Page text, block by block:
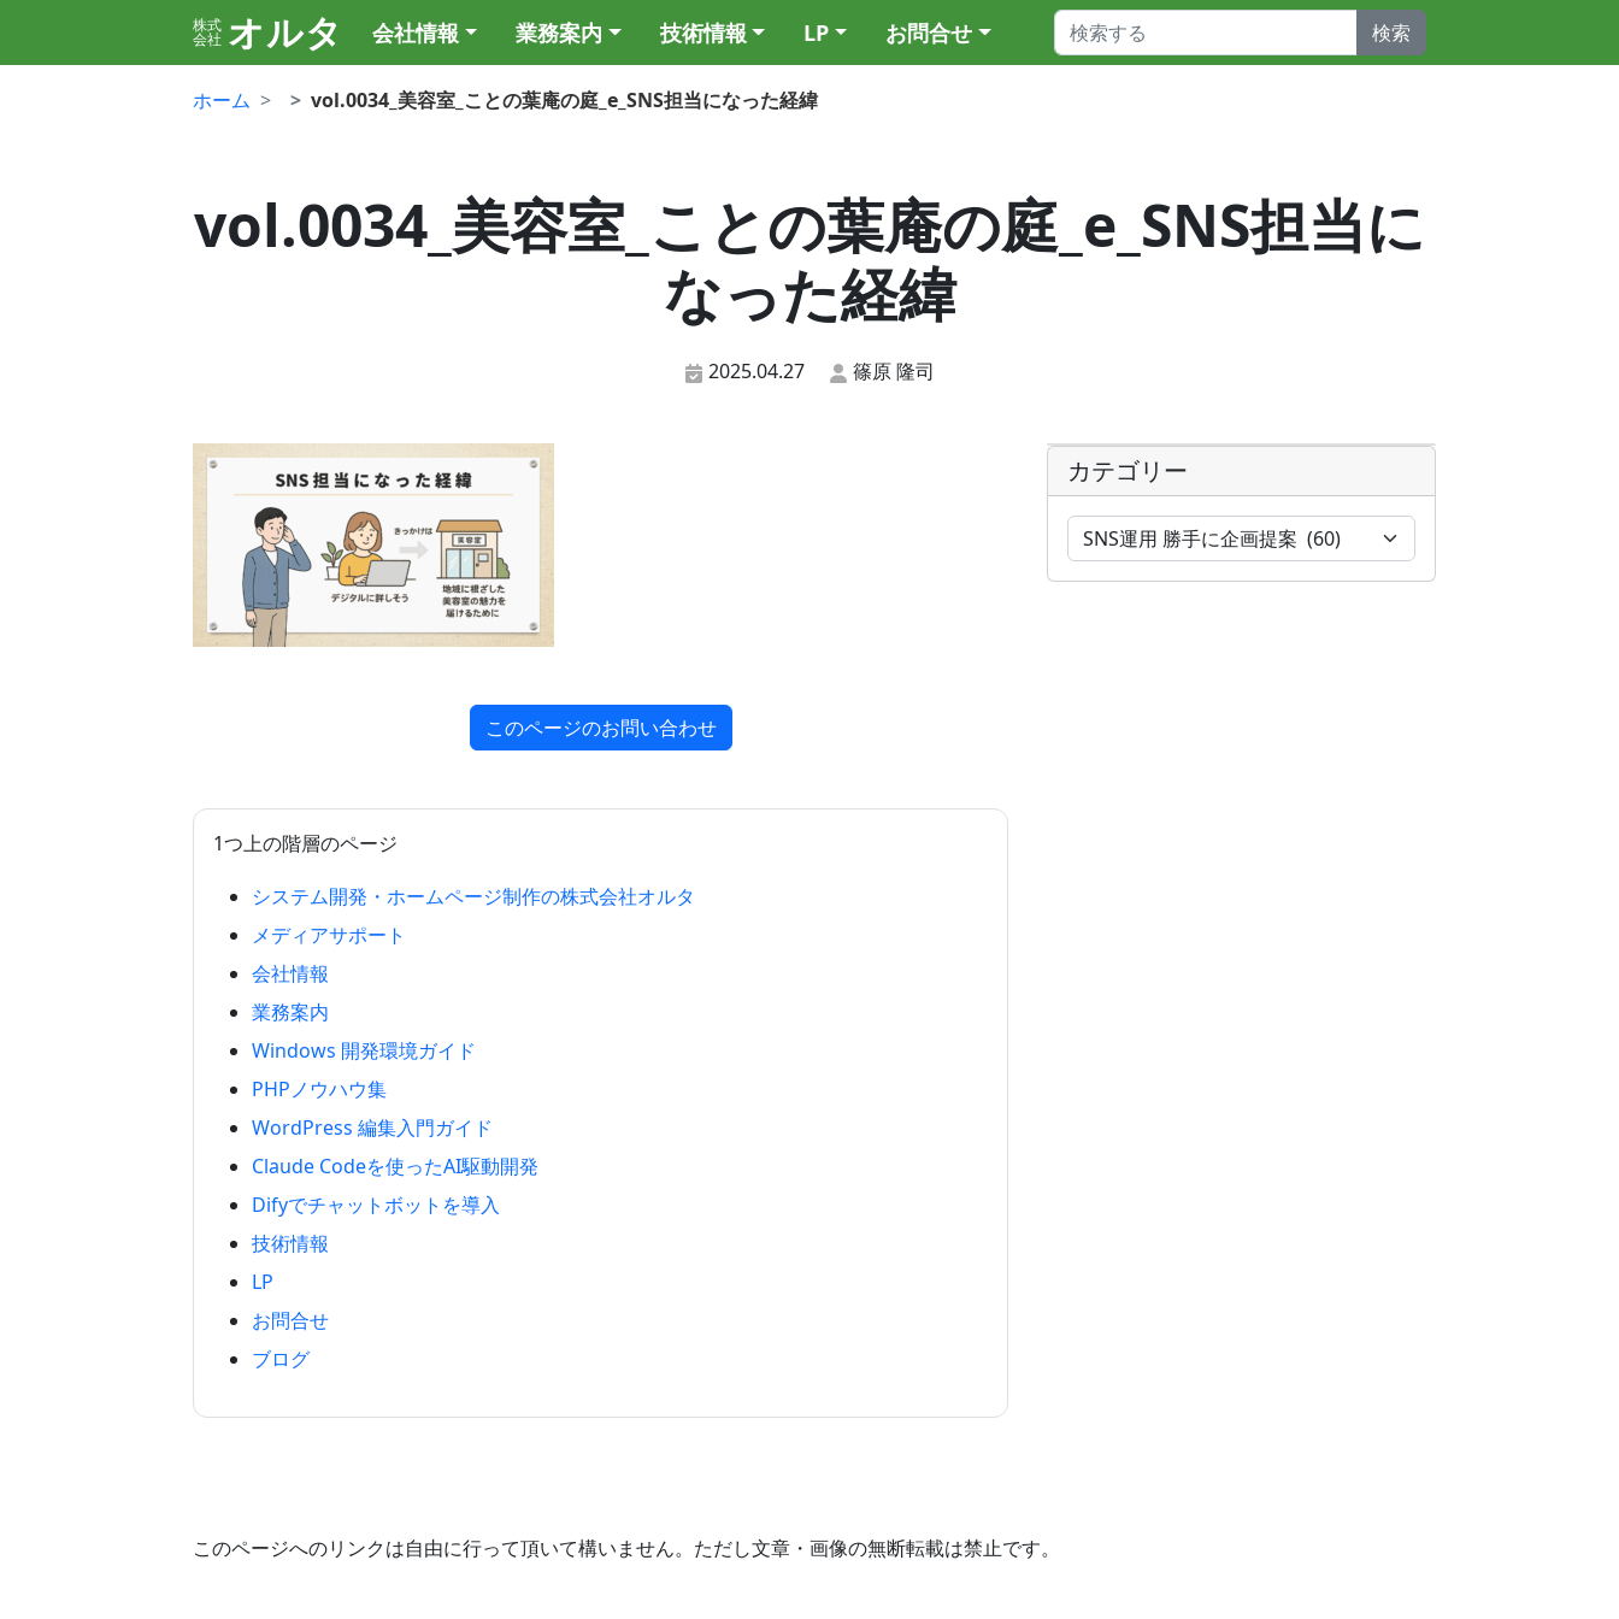
株式
会社 オルタ 会社情報 業務案内 技術情報 LP お問合せ 検索
ホーム vol.0034_美容室_ことの葉庵の庭_e_SNS担当になった経緯
vol.0034_美容室_ことの葉庵の庭_e_SNS担当に
なった経緯
2025.04.27 篠原 隆司
このページのお問い合わせ
1つ上の階層のページ
システム開発・ホームページ制作の株式会社オルタ
メディアサポート
会社情報
業務案内
Windows 開発環境ガイド
PHPノウハウ集
WordPress 編集入門ガイド
Claude Codeを使ったAI駆動開発
Difyでチャットボットを導入
技術情報
LP
お問合せ
ブログ
カテゴリー
このページへのリンクは自由に行って頂いて構いません。ただし文章・画像の無断転載は禁止です。